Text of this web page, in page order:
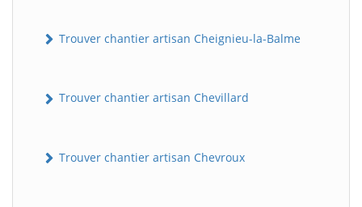
Trouver chantier artisan Cheignieu-la-Balme
Trouver chantier artisan Chevillard
Trouver chantier artisan Chevroux